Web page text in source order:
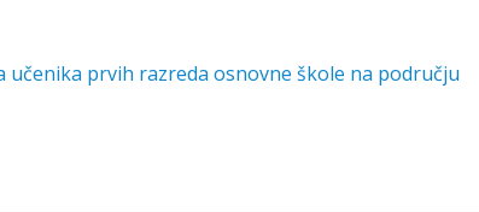
prvih razreda osnovne škole na području